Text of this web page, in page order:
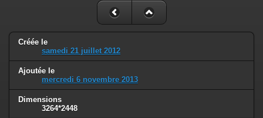
Créée le
samedi 21 juillet 2012
Ajoutée le
mercredi 6 novembre 2013
Dimensions
3264*2448